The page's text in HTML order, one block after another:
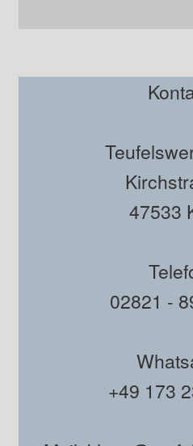
47533
02821 -
+49 173